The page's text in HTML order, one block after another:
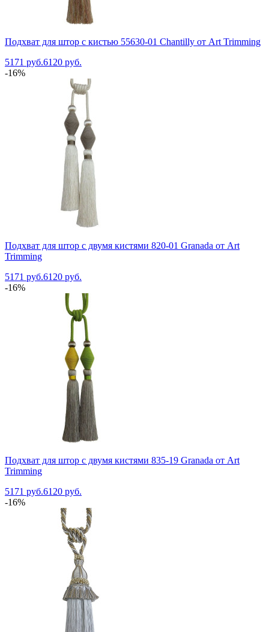
Подхват для штор с кистью 55630-01 Chantilly от Art Trimming
5171 руб.6120 руб.
-16%
Подхват для штор с двумя кистями 820-01 Granada от Art
Trimming
5171 руб.6120 руб.
-16%
Подхват для штор с двумя кистями 835-19 Granada от Art
Trimming
5171 руб.6120 руб.
-16%